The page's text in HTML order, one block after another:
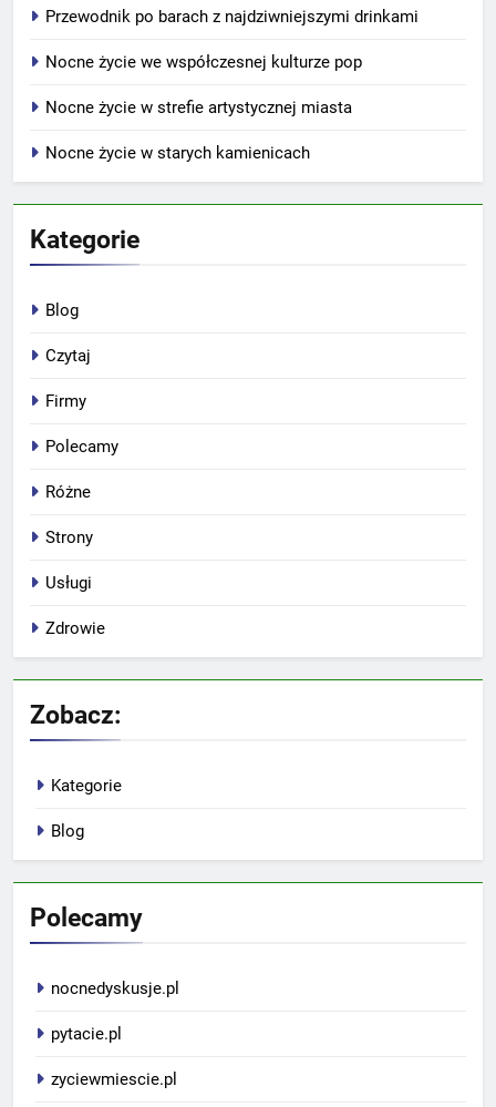
Przewodnik po barach z najdziwniejszymi drinkami
Nocne życie we współczesnej kulturze pop
Nocne życie w strefie artystycznej miasta
Nocne życie w starych kamienicach
Kategorie
Blog
Czytaj
Firmy
Polecamy
Różne
Strony
Usługi
Zdrowie
Zobacz:
Kategorie
Blog
Polecamy
nocnedyskusje.pl
pytacie.pl
zyciewmiescie.pl